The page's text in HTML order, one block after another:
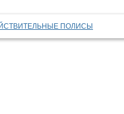
ПОЛИСЫ